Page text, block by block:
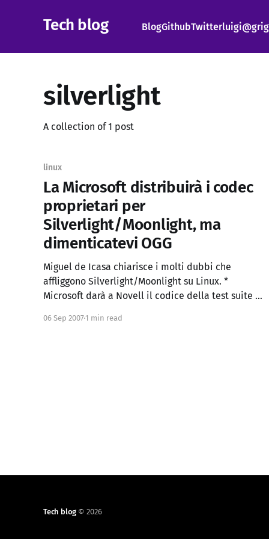
Tech blog BlogGithubTwitter
silverlight
A collection of 1 post
linux
La Microsoft distribuirà i codec
proprietari per
Silverlight/Moonlight, ma
dimenticatevi OGG
Miguel de Icasa chiarisce i molti dubbi che
affliggono Silverlight/Moonlight su Linux. *
Microsoft darà a Novell il codice della test suite di
Silverlight dovrebbero comportarsi allo stesso
06 Sep 2007 1 min read
Tech blog © 2026